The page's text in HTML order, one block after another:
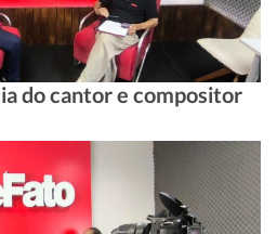
do cantor e compositor